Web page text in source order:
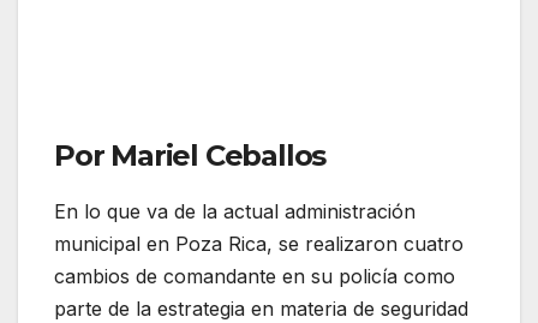
Por Mariel Ceballos
En lo que va de la actual administración
municipal en Poza Rica, se realizaron cuatro
cambios de comandante en su policía como
parte de la estrategia en materia de seguridad